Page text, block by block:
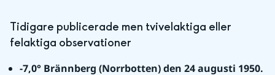
Tidigare publicerade men tvivelaktiga eller
felaktiga observationer